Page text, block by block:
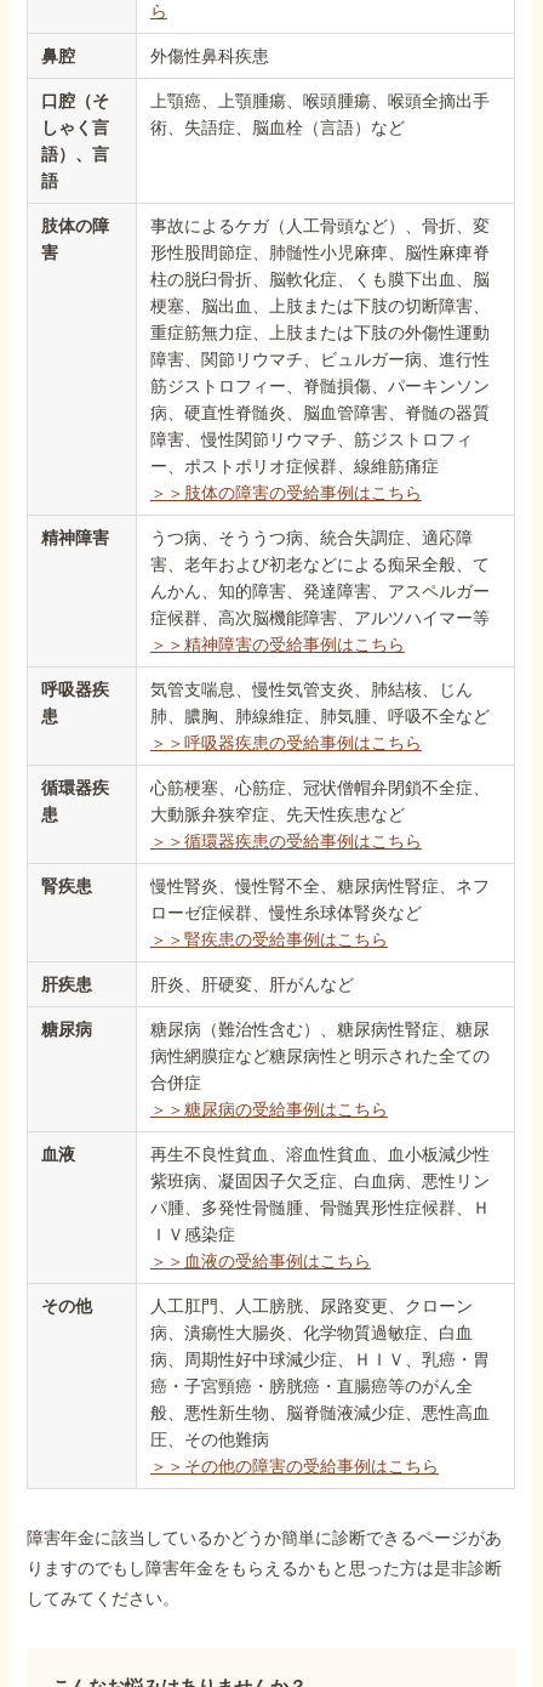
ら
鼻腔 外傷性鼻科疾患
口腔（そ
しゃく言
語）、言
語
上顎癌、上顎腫瘍、喉頭腫瘍、喉頭全摘出手
術、失語症、脳血栓（言語）など
肢体の障
害
事故によるケガ（人工骨頭など）、骨折、変
形性股間節症、肺髄性小児麻痺、脳性麻痺脊
柱の脱臼骨折、脳軟化症、くも膜下出血、脳
梗塞、脳出血、上肢または下肢の切断障害、
重症筋無力症、上肢または下肢の外傷性運動
障害、関節リウマチ、ビュルガー病、進行性
筋ジストロフィー、脊髄損傷、パーキンソン
病、硬直性脊髄炎、脳血管障害、脊髄の器質
障害、慢性関節リウマチ、筋ジストロフィ
ー、ポストポリオ症候群、線維筋痛症
＞＞肢体の障害の受給事例はこちら
精神障害
うつ病、そううつ病、統合失調症、適応障
害、老年および初老などによる痴呆全般、て
んかん、知的障害、発達障害、アスペルガー
症候群、高次脳機能障害、アルツハイマー等
＞＞精神障害の受給事例はこちら
呼吸器疾
患
気管支喘息、慢性気管支炎、肺結核、じん
肺、膿胸、肺線維症、肺気腫、呼吸不全など
＞＞呼吸器疾患の受給事例はこちら
循環器疾
患
心筋梗塞、心筋症、冠状僧帽弁閉鎖不全症、
大動脈弁狭窄症、先天性疾患など
＞＞循環器疾患の受給事例はこちら
腎疾患
慢性腎炎、慢性腎不全、糖尿病性腎症、ネフ
ローゼ症候群、慢性糸球体腎炎など
＞＞腎疾患の受給事例はこちら
肝疾患 肝炎、肝硬変、肝がんなど
糖尿病
糖尿病（難治性含む）、糖尿病性腎症、糖尿
病性網膜症など糖尿病性と明示された全ての
合併症
＞＞糖尿病の受給事例はこちら
血液
再生不良性貧血、溶血性貧血、血小板減少性
紫班病、凝固因子欠乏症、白血病、悪性リン
パ腫、多発性骨髄腫、骨髄異形性症候群、Ｈ
ＩＶ感染症
＞＞血液の受給事例はこちら
その他
人工肛門、人工膀胱、尿路変更、クローン
病、潰瘍性大腸炎、化学物質過敏症、白血
病、周期性好中球減少症、ＨＩＶ、乳癌・胃
癌・子宮頸癌・膀胱癌・直腸癌等のがん全
般、悪性新生物、脳脊髄液減少症、悪性高血
圧、その他難病
＞＞その他の障害の受給事例はこちら
障害年金に該当しているかどうか簡単に診断できるページがあ
りますのでもし障害年金をもらえるかもと思った方は是非診断
してみてください。